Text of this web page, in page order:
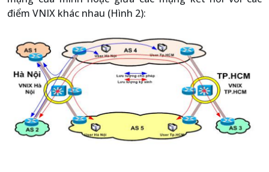
điểm VNIX khác nhau (Hình 2):